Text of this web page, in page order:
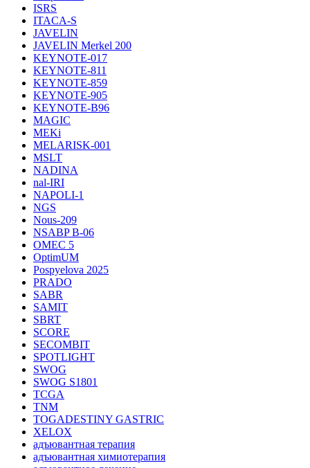
ISRS
ITACA-S
JAVELIN
JAVELIN Merkel 200
KEYNOTE-017
KEYNOTE-811
KEYNOTE-859
KEYNOTE-905
KEYNOTE-B96
MAGIC
MEKi
MELARISK-001
MSLT
NADINA
nal-IRI
NAPOLI-1
NGS
Nous-209
NSABP B-06
OMEC 5
OptimUM
Pospyelova 2025
PRADO
SABR
SAMIT
SBRT
SCORE
SECOMBIT
SPOTLIGHT
SWOG
SWOG S1801
TCGA
TNM
TOGADESTINY GASTRIC
XELOX
адъювантная терапия
адъювантная химиотерапия